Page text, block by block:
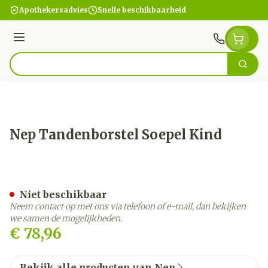
Ga naar de inhoud
Apothekersadvies Snelle beschikbaarheid
Menu
Product, merk, categorie... Zoek
Nep Tandenborstel Soepel Kind
€ 78,96
Niet beschikbaar
Neem contact op met ons via telefoon of e-mail, dan bekijken
we samen de mogelijkheden.